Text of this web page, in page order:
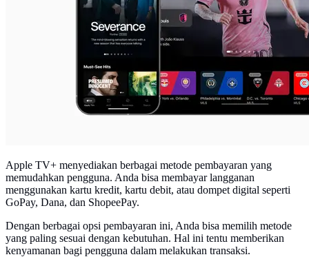
Apple TV+ menyediakan berbagai metode pembayaran yang
memudahkan pengguna. Anda bisa membayar langganan
menggunakan kartu kredit, kartu debit, atau dompet digital seperti
GoPay, Dana, dan ShopeePay.
Dengan berbagai opsi pembayaran ini, Anda bisa memilih metode
yang paling sesuai dengan kebutuhan. Hal ini tentu memberikan
kenyamanan bagi pengguna dalam melakukan transaksi.